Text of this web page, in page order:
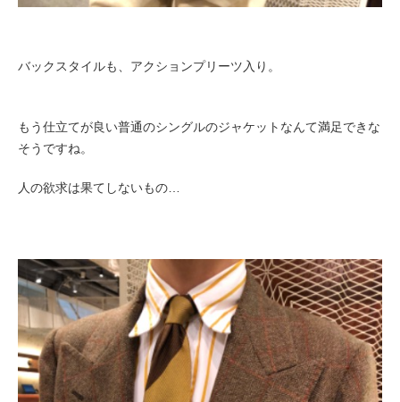
バックスタイルも、アクションプリーツ入り。
もう仕立てが良い普通のシングルのジャケットなんて満足できな
そうですね。
人の欲求は果てしないもの…